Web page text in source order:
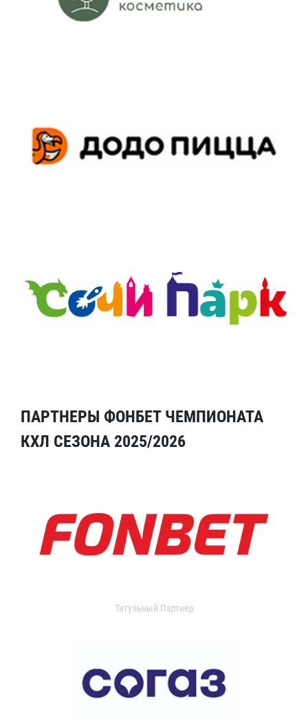
ПАРТНЕРЫ ФОНБЕТ ЧЕМПИОНАТА
КХЛ СЕЗОНА 2025/2026
Титульный Партнер